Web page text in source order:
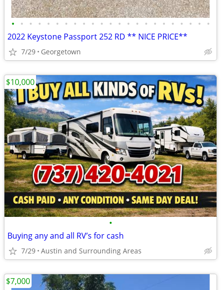
• • • • • • • • • • • • • • • • • • • • • • •
2022 Keystone Passport 252 RD ** NICE PRICE**
7/29 Georgetown
•
Buying any and all RV’s for cash
7/29 Austin and Surrounding Areas
$10,000
$7,000